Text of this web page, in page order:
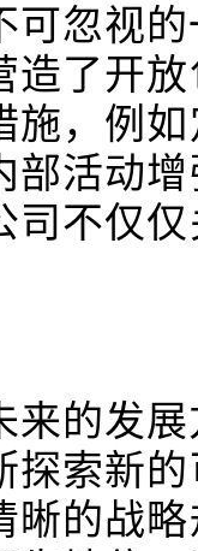
可忽视
造了开
施，例
部活动
司不仅
来的发
探索新
晰的战